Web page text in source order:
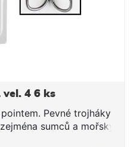
vel. 4 6 ks
Pevné trojháky
sumců a mořský